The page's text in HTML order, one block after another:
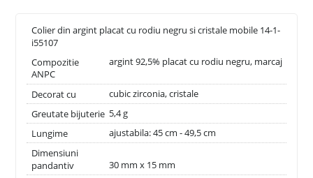
Colier din argint placat cu rodiu negru si cristale mobile 14-1-
i55107
Compozitie
argint 92,5% placat cu rodiu negru, marcaj
ANPC
Decorat cu
cubic zirconia, cristale
Greutate bijuterie 5,4 g
Lungime
ajustabila: 45 cm - 49,5 cm
Dimensiuni
pandantiv
30 mm x 15 mm